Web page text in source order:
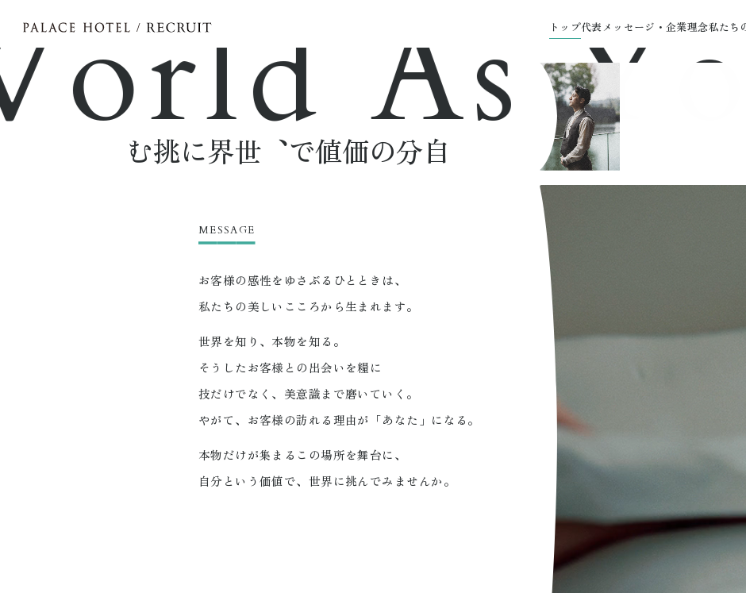
トップ代表メッセージ・企業理念私たち
As自分の価値で、
世界に挑む
MESSAGE
お客様の感性をゆさぶるひとときは、
私たちの美しいこころから生まれます。
世界を知り、本物を知る。
そうしたお客様との出会いを糧に
技だけでなく、美意識まで磨いていく。
やがて、お客様の訪れる理由が 「あなた」になる。
本物だけが集まるこの場所を舞台に、
自分という価値で、 世界に挑んでみませんか。